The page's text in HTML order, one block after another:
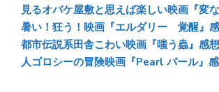
見るオバケ屋敷と思えば楽しい映画『変
暑い！狂う！映画『エルダリー 覚醒』
都市伝説系田舎こわい映画『嗤う蟲』感
人ゴロシーの冒険映画『Pearl パール』